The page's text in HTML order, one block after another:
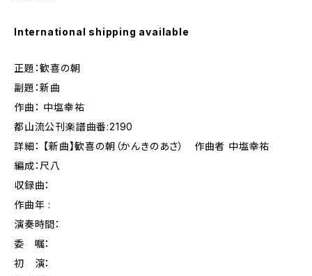
International shipping available
正題：歓喜の朝
副題：新曲
作曲： 中塩幸祐
都山流公刊楽譜曲番:2190
詳細： 【新曲】歓喜の朝（かんきのあさ） 作曲者 中塩幸祐
編成：尺八
収録曲：
作曲年 :
演奏時間：
委 嘱：
初 演：